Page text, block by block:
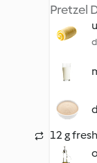
Pretzel
12 g